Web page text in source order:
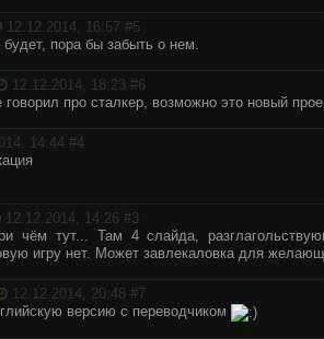
12.12.2014, 16:57 #5
пора бы забыть о нем.
12.12.2014, 18:23 #6
говорил про сталкер, возможно это новый
14:44 #4
12.12.2014, 14:26 #3
чём тут... Там 4 слайда,
игру нет. Может завлекаловка для
12.12.2014, 20:48 #7
версию с переводчиком